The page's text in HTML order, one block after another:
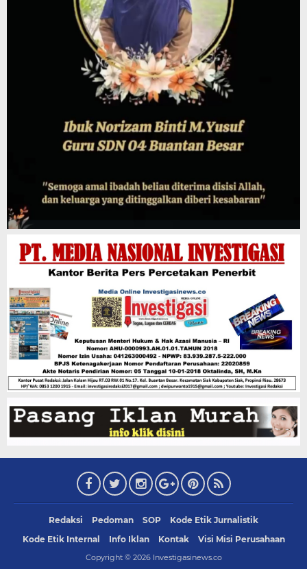
Redaksi Pedoman SOP
Kode Etik Jurnalistik
Kode Etik Internal
Info Iklan Kontak Visi Misi Perusahaan
Copyright © 2026 Investigasinews.co